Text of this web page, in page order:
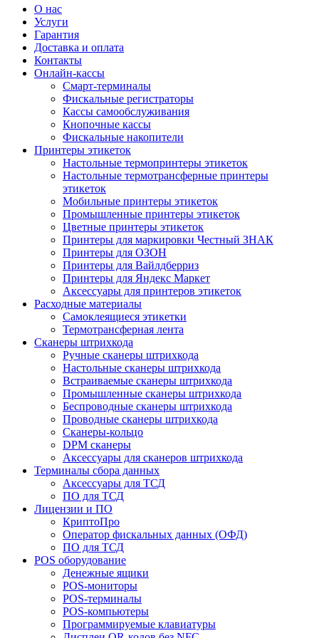
О нас
Услуги
Гарантия
Доставка и оплата
Контакты
Онлайн-кассы
Смарт-терминалы
Фискальные регистраторы
Кассы самообслуживания
Кнопочные кассы
Фискальные накопители
Принтеры этикеток
Настольные термопринтеры этикеток
Настольные термотрансферные принтеры
этикеток
Мобильные принтеры этикеток
Промышленные принтеры этикеток
Цветные принтеры этикеток
Принтеры для маркировки Честный ЗНАК
Принтеры для ОЗОН
Принтеры для Вайлдберриз
Принтеры для Яндекс Маркет
Аксессуары для принтеров этикеток
Расходные материалы
Самоклеящиеся этикетки
Термотрансферная лента
Сканеры штрихкода
Ручные сканеры штрихкода
Настольные сканеры штрихкода
Встраиваемые сканеры штрихкода
Промышленные сканеры штрихкода
Беспроводные сканеры штрихкода
Проводные сканеры штрихкода
Сканеры-кольцо
DPM сканеры
Аксессуары для сканеров штрихкода
Терминалы сбора данных
Аксессуары для ТСД
ПО для ТСД
Лицензии и ПО
КриптоПро
Оператор фискальных данных (ОФД)
ПО для ТСД
POS оборудование
Денежные ящики
POS-мониторы
POS-терминалы
POS-компьютеры
Программируемые клавиатуры